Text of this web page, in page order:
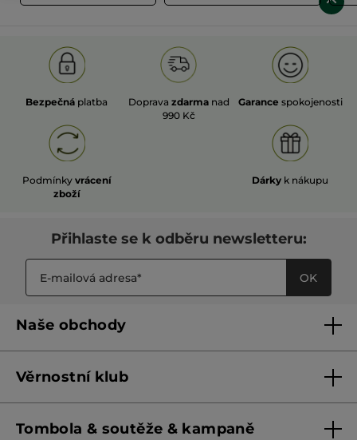
Bezpečná platba Doprava zdarma nad
990 Kč
Garance spokojenosti
Podmínky vrácení
zboží
Dárky k nákupu
Přihlaste se k odběru newsletteru:
OK
Naše obchody
Franšízing
Věrnostní klub
Pravidla věrnostního klubu od 1. 6. 2026
Tombola & soutěže & kampaně